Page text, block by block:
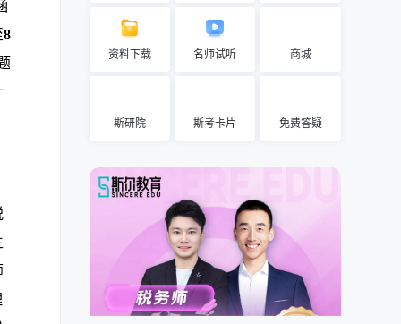
8
资料下载 名师试听 商城
斯研院 斯考卡片 免费答疑